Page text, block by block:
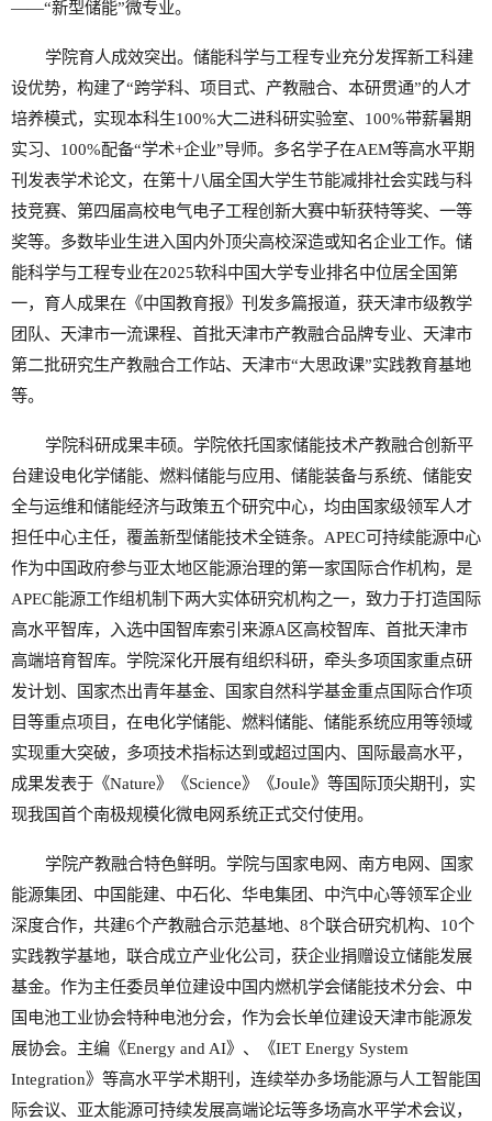
——“新型储能”微专业。
学院育人成效突出。储能科学与工程专业充分发挥新工科建
设优势，构建了“跨学科、项目式、产教融合、本研贯通”的人才
培养模式，实现本科生100%大二进科研实验室、100%带薪暑期
实习、100%配备“学术+企业”导师。多名学子在AEM等高水平期
刊发表学术论文，在第十八届全国大学生节能减排社会实践与科
技竞赛、第四届高校电气电子工程创新大赛中斩获特等奖、一等
奖等。多数毕业生进入国内外顶尖高校深造或知名企业工作。储
能科学与工程专业在2025软科中国大学专业排名中位居全国第
一，育人成果在《中国教育报》刊发多篇报道，获天津市级教学
团队、天津市一流课程、首批天津市产教融合品牌专业、天津市
第二批研究生产教融合工作站、天津市“大思政课”实践教育基地
等。
学院科研成果丰硕。学院依托国家储能技术产教融合创新平
台建设电化学储能、燃料储能与应用、储能装备与系统、储能安
全与运维和储能经济与政策五个研究中心，均由国家级领军人才
担任中心主任，覆盖新型储能技术全链条。APEC可持续能源中心
作为中国政府参与亚太地区能源治理的第一家国际合作机构，是
APEC能源工作组机制下两大实体研究机构之一，致力于打造国际
高水平智库，入选中国智库索引来源A区高校智库、首批天津市
高端培育智库。学院深化开展有组织科研，牵头多项国家重点研
发计划、国家杰出青年基金、国家自然科学基金重点国际合作项
目等重点项目，在电化学储能、燃料储能、储能系统应用等领域
实现重大突破，多项技术指标达到或超过国内、国际最高水平，
成果发表于《Nature》《Science》《Joule》等国际顶尖期刊，实
现我国首个南极规模化微电网系统正式交付使用。
学院产教融合特色鲜明。学院与国家电网、南方电网、国家
能源集团、中国能建、中石化、华电集团、中汽中心等领军企业
深度合作，共建6个产教融合示范基地、8个联合研究机构、10个
实践教学基地，联合成立产业化公司，获企业捐赠设立储能发展
基金。作为主任委员单位建设中国内燃机学会储能技术分会、中
国电池工业协会特种电池分会，作为会长单位建设天津市能源发
展协会。主编《Energy and AI》、《IET Energy System
Integration》等高水平学术期刊，连续举办多场能源与人工智能国
际会议、亚太能源可持续发展高端论坛等多场高水平学术会议，